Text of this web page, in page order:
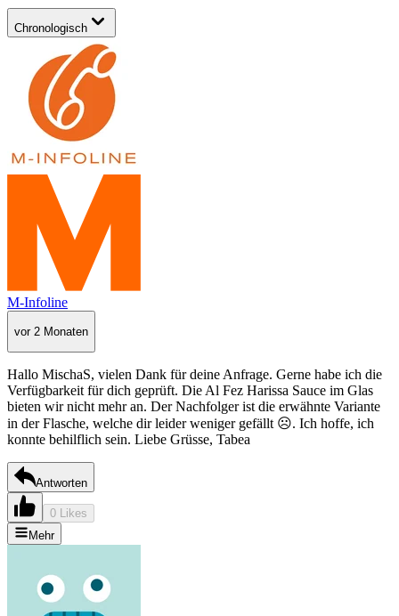
Chronologisch
M-Infoline
vor 2 Monaten
Hallo MischaS, vielen Dank für deine Anfrage. Gerne habe ich die
Verfügbarkeit für dich geprüft. Die Al Fez Harissa Sauce im Glas
bieten wir nicht mehr an. Der Nachfolger ist die erwähnte Variante
in der Flasche, welche dir leider weniger gefällt ☹. Ich hoffe, ich
konnte behilflich sein. Liebe Grüsse, Tabea
Antworten
0 Likes
Mehr